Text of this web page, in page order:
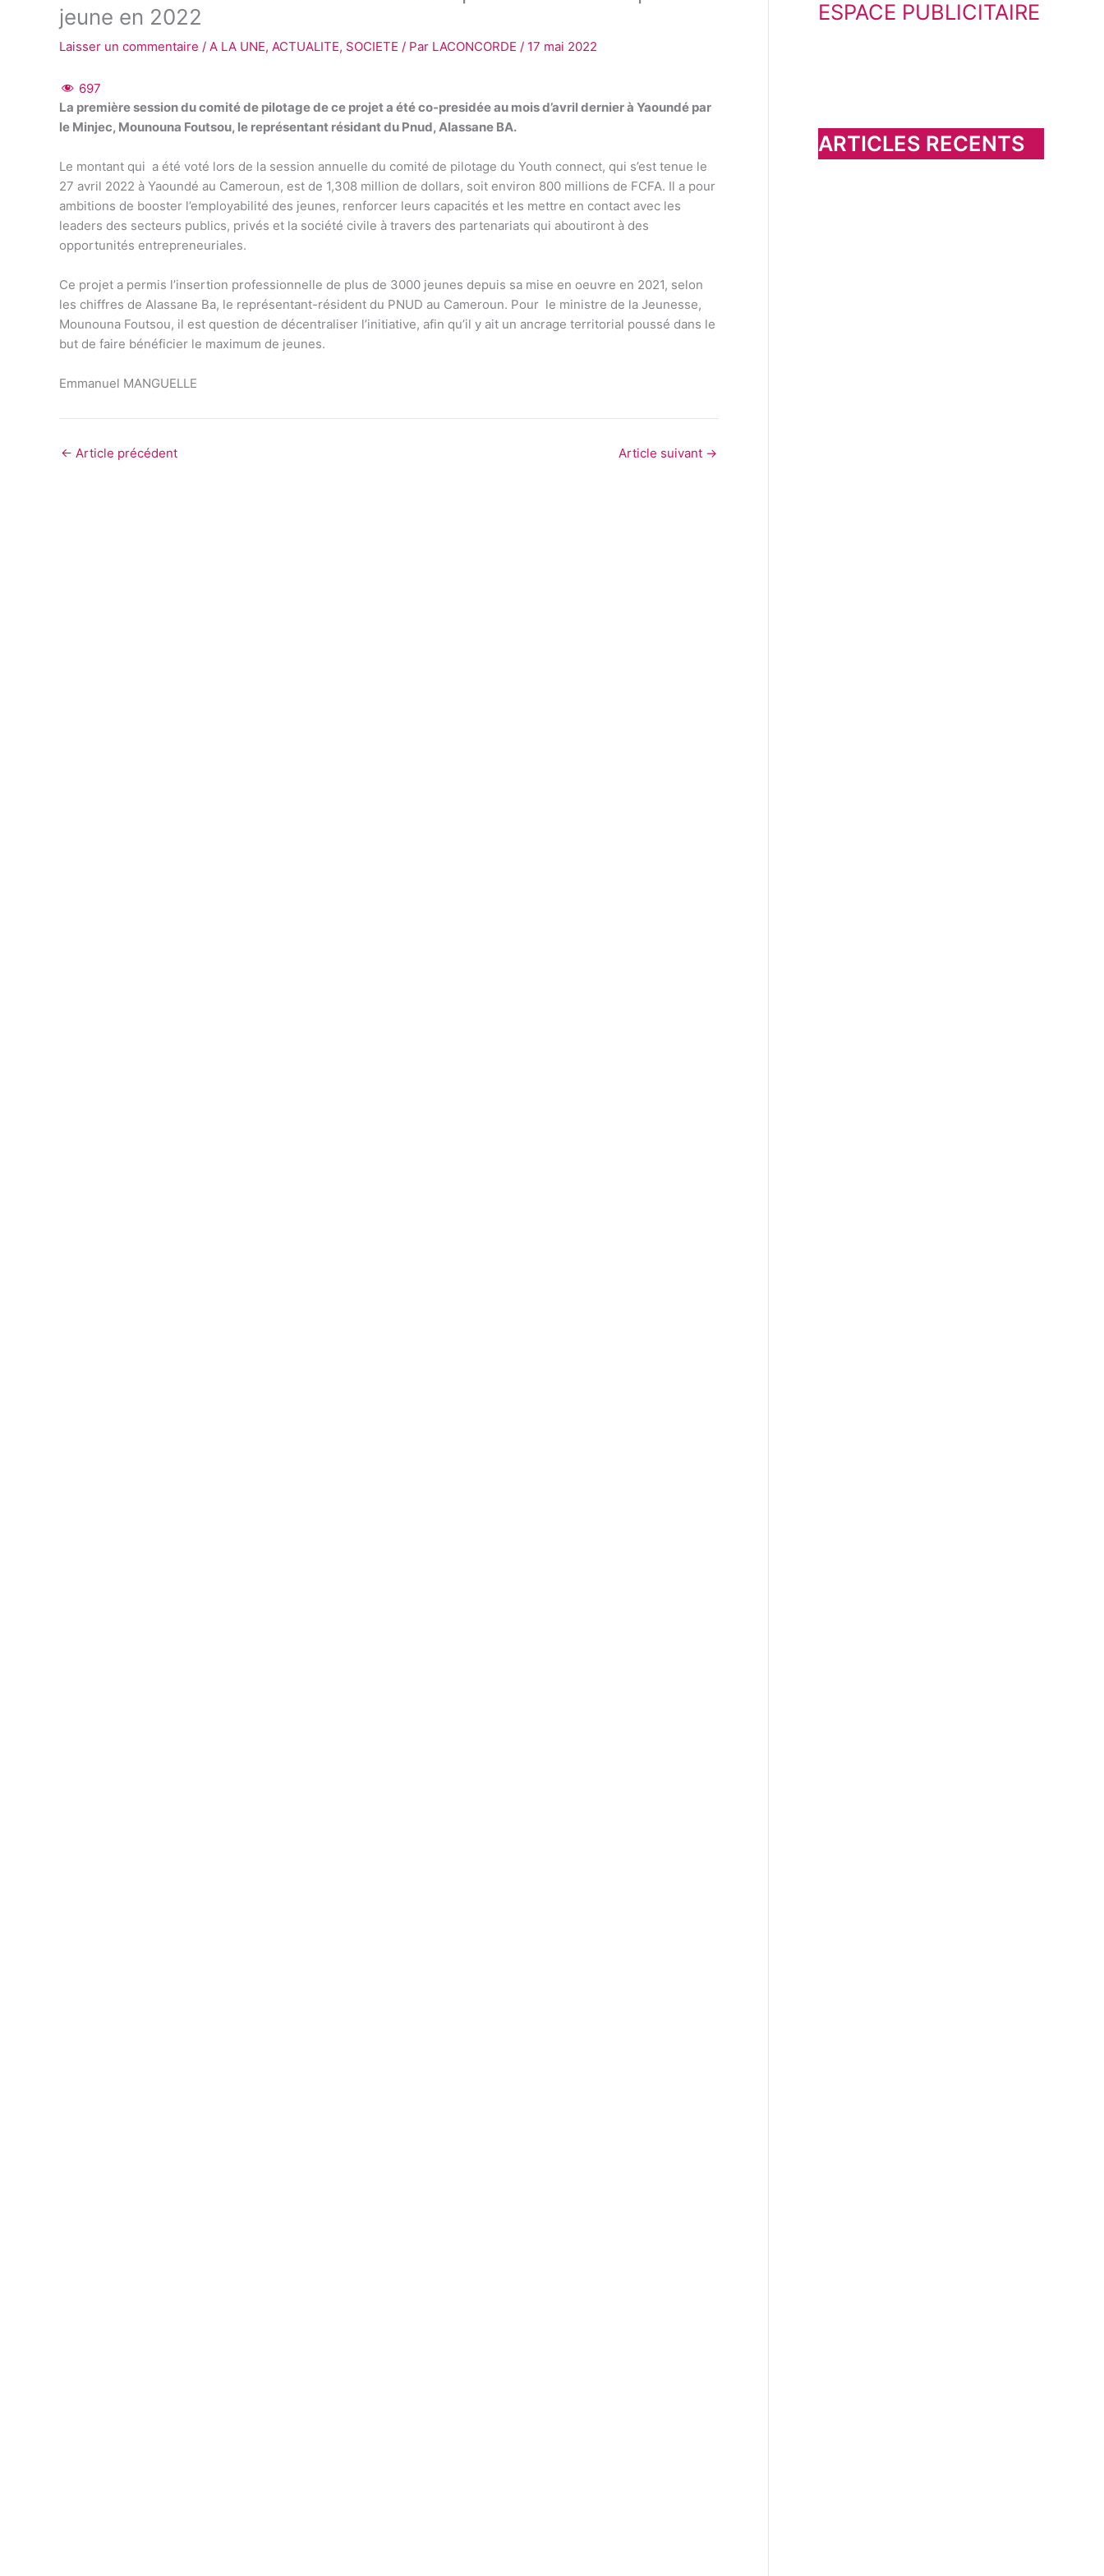
jeune en 2022
Laisser un commentaire / A LA UNE, ACTUALITE, SOCIETE / Par LACONCORDE / 17 mai 2022
697
La première session du comité de pilotage de ce projet a été co-presidée au mois d’avril dernier à Yaoundé par
le Minjec, Mounouna Foutsou, le représentant résidant du Pnud, Alassane BA.
Le montant qui a été voté lors de la session annuelle du comité de pilotage du Youth connect, qui s’est tenue le
27 avril 2022 à Yaoundé au Cameroun, est de 1,308 million de dollars, soit environ 800 millions de FCFA. Il a pour
ambitions de booster l’employabilité des jeunes, renforcer leurs capacités et les mettre en contact avec les
leaders des secteurs publics, privés et la société civile à travers des partenariats qui aboutiront à des
opportunités entrepreneuriales.
Ce projet a permis l’insertion professionnelle de plus de 3000 jeunes depuis sa mise en oeuvre en 2021, selon
les chiffres de Alassane Ba, le représentant-résident du PNUD au Cameroun. Pour le ministre de la Jeunesse,
Mounouna Foutsou, il est question de décentraliser l’initiative, afin qu’il y ait un ancrage territorial poussé dans le
but de faire bénéficier le maximum de jeunes.
Emmanuel MANGUELLE
← Article précédent Article suivant →
c
h
e
ESPACE PUBLICITAIRE
ARTICLES RECENTS